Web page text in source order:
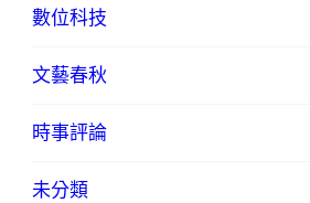
數位科技
文藝春秋
時事評論
未分類